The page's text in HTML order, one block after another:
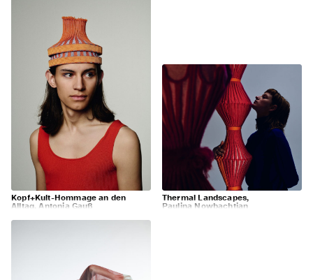
Kopf+Kult-Hommage an den
Alltag, Antonia Gauß
Thermal Landscapes,
Paulina Nowbachtian